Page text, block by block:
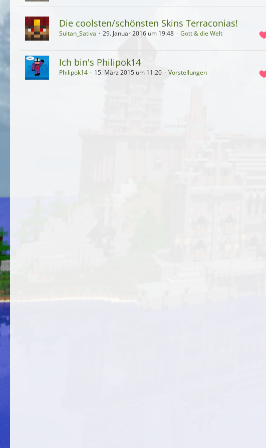
Die coolsten/schönsten Skins Terraconias!
Sultan_Sativa 29. Januar 2016 um 19:48 Gott & die Welt
Ich bin's Philipok14
Philipok14 15. März 2015 um 11:20 Vorstellungen